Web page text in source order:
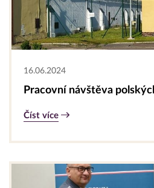
16.06.2024
Pracovní návštěva
Číst více